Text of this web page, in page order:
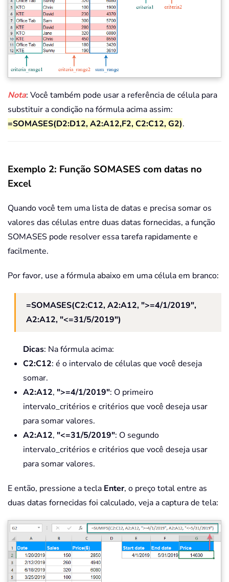
Nota: Você também pode usar a referência de célula para
substituir a condição na fórmula acima assim:
=SOMASES(D2:D12, A2:A12,F2, C2:C12, G2).
Exemplo 2: Função SOMASES com datas no
Excel
Quando você tem uma lista de datas e precisa somar os
valores das células entre duas datas fornecidas, a função
SOMASES pode resolver essa tarefa rapidamente e
facilmente.
Por favor, use a fórmula abaixo em uma célula em branco:
=SOMASES(C2:C12, A2:A12, ">=4/1/2019",
A2:A12, "<=31/5/2019")
Dicas: Na fórmula acima:
C2:C12: é o intervalo de células que você deseja
somar.
A2:A12, ">=4/1/2019": O primeiro
intervalo_critérios e critérios que você deseja usar
para somar valores.
A2:A12, "<=31/5/2019": O segundo
intervalo_critérios e critérios que você deseja usar
para somar valores.
E então, pressione a tecla Enter, o preço total entre as
duas datas fornecidas foi calculado, veja a captura de tela: